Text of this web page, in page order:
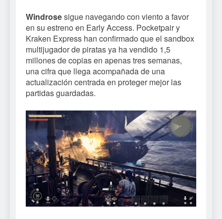
Windrosesigue navegando con viento a favor
en su estreno en Early Access. Pocketpair y
Kraken Express han confirmado que el sandbox
multijugador de piratas ya ha vendido 1,5
millones de copias en apenas tres semanas,
una cifra que llega acompañada de una
actualización centrada en proteger mejor las
partidas guardadas.